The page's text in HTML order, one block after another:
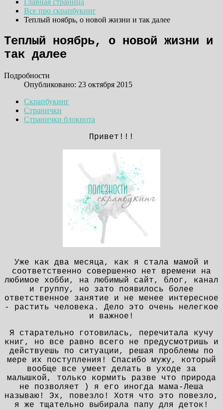
Главная страница
Все про скрапбукинг
Теплый ноябрь, о новой жизни и так далее
Теплый ноябрь, о новой жизни и
так далее
Подробности
Опубликовано: 23 октября 2015
Скрапбукинг
Странички
Странички блокнота
Привет!!!
Уже как два месяца, как я стала мамой и
соответственно совершенно нет времени на
любимое хобби, на любимый сайт, блог, канал
и группу, но зато появилось более
ответственное занятие и не менее интересное
- растить человека. Дело это очень нелегкое
и важное!
Я старательно готовилась, перечитала кучу
книг, но все равно всего не предусмотришь и
действуешь по ситуации, решая проблемы по
мере их поступления! Спасибо мужу, который
вообще все умеет делать в уходе за
малышкой, только кормить разве что природа
не позволяет ) я его иногда мама-Леша
называю! Эх, повезло! Хотя что это повезло,
я же тщательно выбирала папу для деток!